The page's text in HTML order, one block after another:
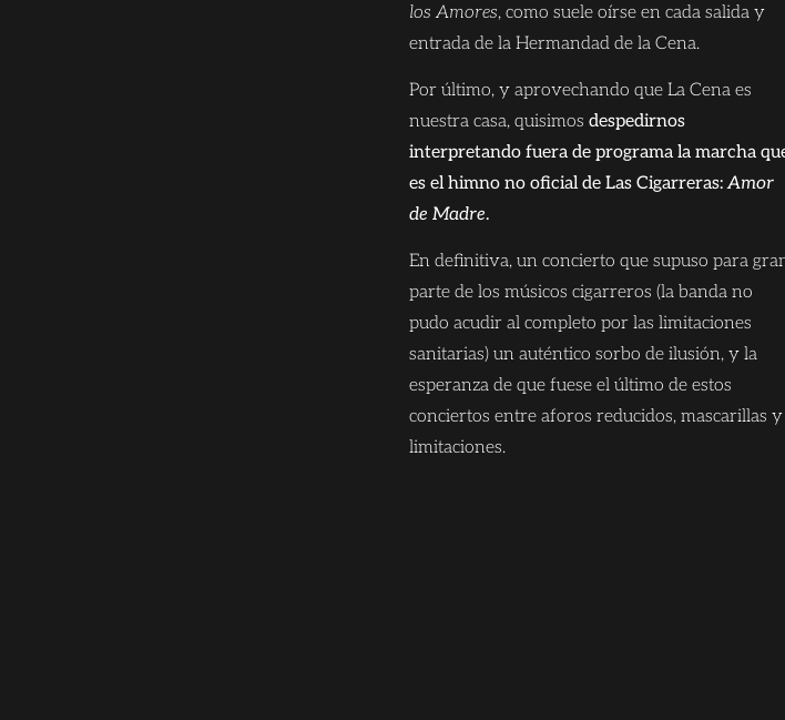
los Amores, como suele oírse en cada salida y
entrada de la Hermandad de la Cena.
Por último, y aprovechando que La Cena es
nuestra casa, quisimos despedirnos
interpretando fuera de programa la marcha
es el himno no oficial de Las Cigarreras:Amor
de Madre.
En definitiva, un concierto que supuso para
parte de los músicos cigarreros (la banda no
pudo acudir al completo por las limitaciones
sanitarias) un auténtico sorbo de ilusión, y la
esperanza de que fuese el último de estos
conciertos entre aforos reducidos, mascarillas y
limitaciones.